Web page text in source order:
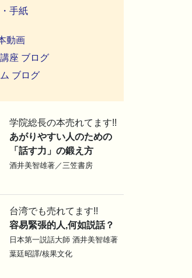
手紙
動画
座 ブログ
ブログ
学院総長の本売れてます!!
あがりやすい人のための
「話す力」の鍛え方
酒井美智雄著／三笠書房
台湾でも売れてます!!
容易緊張的人,何如説話？
日本第一説話大師 酒井美智雄著
葉廷昭譯/核果文化